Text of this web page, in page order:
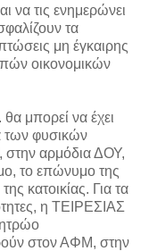
να τις ενημερώνει
τα
μη έγκαιρης
οικονομικών
μπορεί να έχει
των φυσικών
αρμόδια ΔΟΥ,
το επώνυμο της
κατοικίας. Για τα
η ΤΕΙΡΕΣΙΑΣ
στον ΑΦΜ, στην